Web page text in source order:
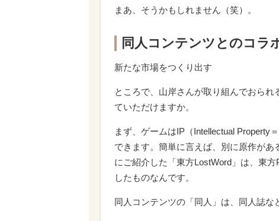
まあ、そうかもしれません（笑）。
同人コンテンツとのコラ
新たな市場をつくり出す
ところで、山岸さんが取り組んでおら
ていただけますか。
まず、ゲームはIP（Intellectual Property
できます。簡単に言えば、別に原作が
にご紹介した「東方LostWord」は、東
したものなんです。
同人コンテンツの「同人」は、同人誌な